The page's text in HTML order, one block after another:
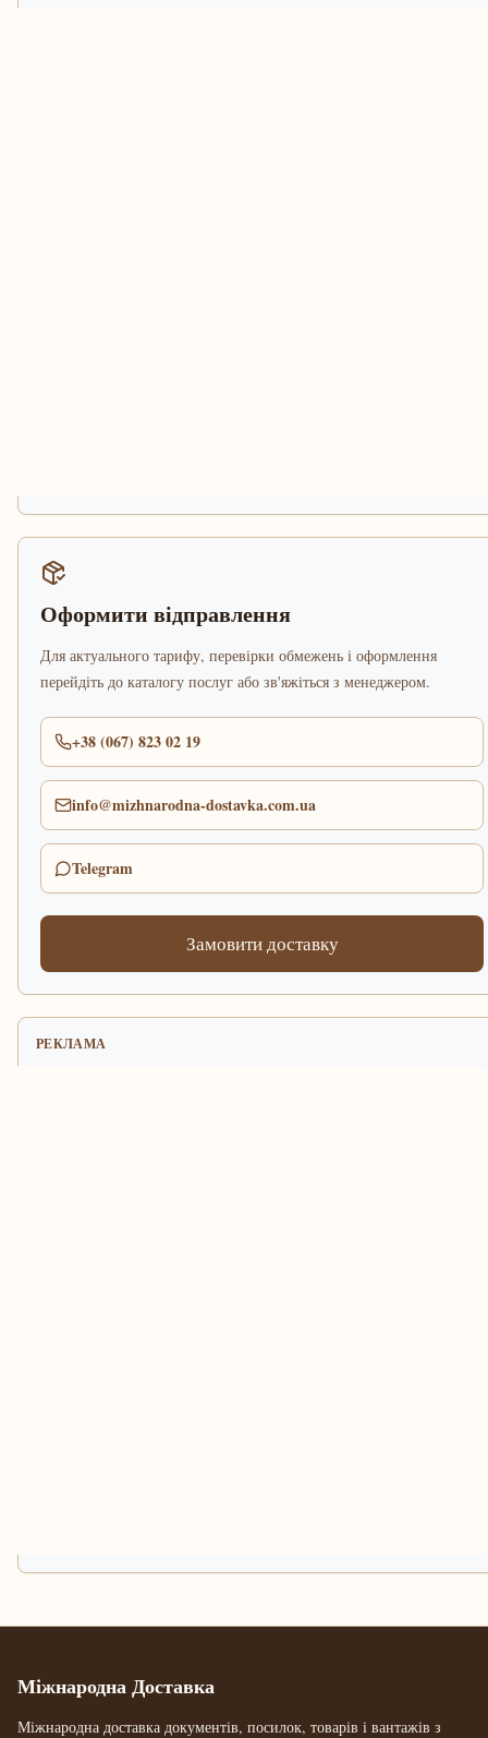
Оформити відправлення
Для актуального тарифу, перевірки обмежень і оформлення
перейдіть до каталогу послуг або зв'яжіться з менеджером.
+38 (067) 823 02 19
info@mizhnarodna-dostavka.com.ua
Telegram
Замовити доставку
РЕКЛАМА
Міжнародна Доставка
Міжнародна доставка документів, посилок, товарів і вантажів з